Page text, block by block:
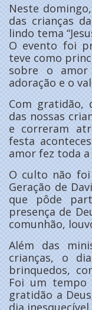
Neste
das crianças
lindo tema
O evento foi
teve como
sobre o
adoração e o
Com gratidão,
das nossas
e correram
festa
amor fez toda
O culto não
Geração de
que pôde
presença de
comunhão,
Além das
crianças, o
brinquedos,
Foi um tempo
gratidão a
dia inesquecível.